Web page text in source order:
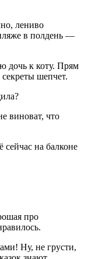
лениво
пляже в полдень —
дочь к коту. Прям
шепчет.
виноват, что
на балконе
про
Ну, не грусти,